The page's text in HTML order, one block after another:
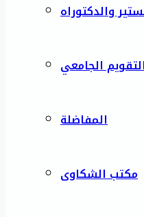
والدكتوراه
الجامعي
المفاضلة
مكتب الشكاوى